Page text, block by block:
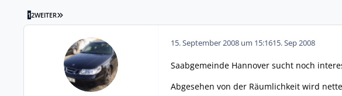
12WEITER LETZTE SEITE
15. September 2008 um 15:1615. Sep 2008
Saabgemeinde Hannover sucht noch
Abgesehen von der Räumlichkeit wird